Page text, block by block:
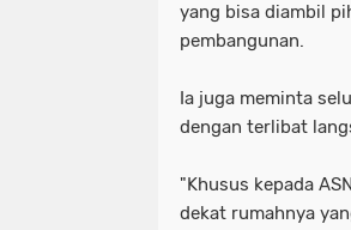
yang bisa diambil
pembangunan.
Ia juga meminta
dengan terlibat
"Khusus kepada
dekat rumahnya